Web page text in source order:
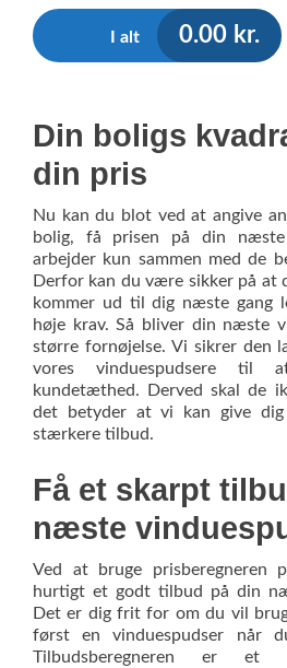
I alt 0.00 kr.
SEND
Din boligs
din pris
Nu kan du blot ved at angive
bolig, få prisen på din næste
arbejder kun sammen med de
Derfor kan du være sikker på at
kommer ud til dig næste gang
høje krav. Så bliver din næste
større fornøjelse. Vi sikrer den
vores vinduespudsere til
kundetæthed. Derved skal de
det betyder at vi kan give
stærkere tilbud.
Få et skarpt
næste
Ved at bruge prisberegneren
hurtigt et godt tilbud på din
Det er dig frit for om du vil
først en vinduespudser når
Tilbudsberegneren er